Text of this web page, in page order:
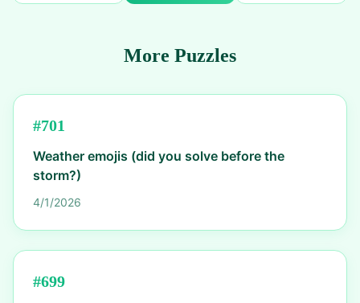
More Puzzles
#701
Weather emojis (did you solve before the
storm?)
4/1/2026
#699